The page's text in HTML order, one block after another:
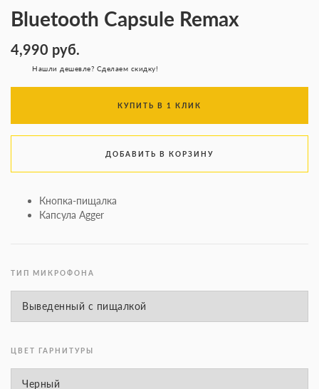
Bluetooth Capsule Remax
4,990 руб.
Нашли дешевле? Сделаем скидку!
КУПИТЬ В 1 КЛИК
ДОБАВИТЬ В КОРЗИНУ
Кнопка-пищалка
Капсула Agger
ТИП МИКРОФОНА
ЦВЕТ ГАРНИТУРЫ